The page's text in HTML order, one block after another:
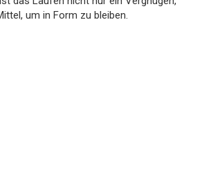
um in Form zu bleiben.